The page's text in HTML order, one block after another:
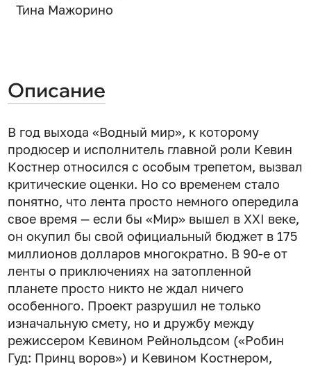
Тина Мажорино
Описание
В год выхода «Водный мир», к которому
продюсер и исполнитель главной роли Кевин
Костнер относился с особым трепетом, вызвал
критические оценки. Но со временем стало
понятно, что лента просто немного опередила
свое время — если бы «Мир» вышел в XXI веке,
он окупил бы свой официальный бюджет в 175
миллионов долларов многократно. В 90-е от
ленты о приключениях на затопленной
планете просто никто не ждал ничего
особенного. Проект разрушил не только
изначальную смету, но и дружбу между
режиссером Кевином Рейнольдсом («Робин
Гуд: Принц воров») и Кевином Костнером,